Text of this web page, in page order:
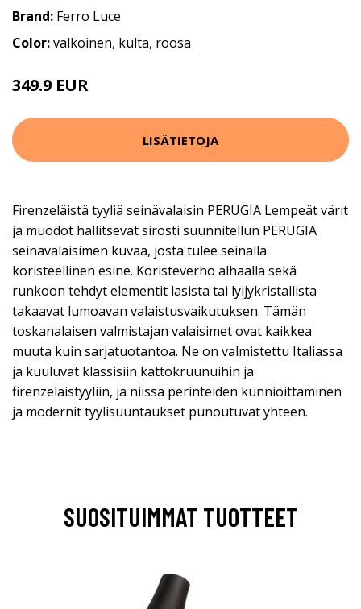
Brand: Ferro Luce
Color:valkoinen, kulta, roosa
349.9 EUR
LISÄTIETOJA
Firenzeläistä tyyliä seinävalaisin PERUGIA Lempeät värit
ja muodot hallitsevat sirosti suunnitellun PERUGIA
seinävalaisimen kuvaa, josta tulee seinällä
koristeellinen esine. Koristeverho alhaalla sekä
runkoon tehdyt elementit lasista tai lyijykristallista
takaavat lumoavan valaistusvaikutuksen. Tämän
toskanalaisen valmistajan valaisimet ovat kaikkea
muuta kuin sarjatuotantoa. Ne on valmistettu Italiassa
ja kuuluvat klassisiin kattokruunuihin ja
firenzeläistyyliin, ja niissä perinteiden kunnioittaminen
ja modernit tyylisuuntaukset punoutuvat yhteen.
SUOSITUIMMAT TUOTTEET